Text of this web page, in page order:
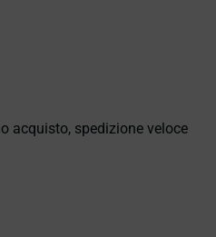
acquisto, spedizione veloce